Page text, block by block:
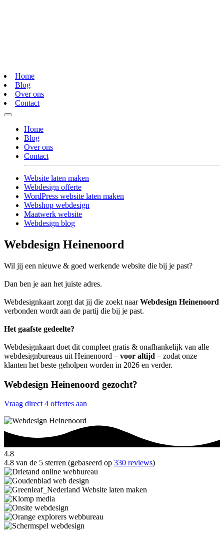
Home
Blog
Over ons
Contact
Home
Blog
Over ons
Contact
Website laten maken
Webdesign offerte
WordPress website laten maken
Webshop webdesign
Maatwerk website
Webdesign blog
Webdesign Heinenoord
Wil jij een nieuwe & goed werkende website die bij je past?
Dan ben je aan het juiste adres.
Webdesignkaart zorgt dat jij die zoekt naarWebdesign Heinenoord
verbonden wordt aan de partij die bij je past.
Het gaafste gedeelte?
Webdesignkaart doet dit compleet gratis & onafhankelijk van alle
webdesignbureaus uit Heinenoord – voor altijd – zodat onze
klanten het beste geholpen worden in 2026 en verder.
Webdesign Heinenoord gezocht?
Vraag direct 4 offertes aan
4.8
4.8 van de 5 sterren (gebaseerd op 330 reviews)